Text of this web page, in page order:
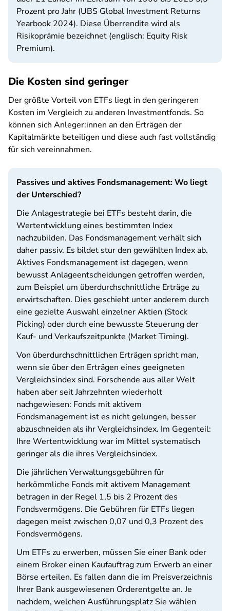
Prozent pro Jahr (UBS Global Investment Returns
Yearbook 2024). Diese Überrendite wird als
Risikoprämie bezeichnet (englisch: Equity Risk
Premium).
Die Kosten sind geringer
Der größte Vorteil von ETFs liegt in den geringeren
Kosten im Vergleich zu anderen Investmentfonds. So
können sich Anleger:innen an den Erträgen der
Kapitalmärkte beteiligen und diese auch fast vollständig
für sich vereinnahmen.
Passives und aktives Fondsmanagement: Wo liegt
der Unterschied?
Die Anlagestrategie bei ETFs besteht darin, die
Wertentwicklung eines bestimmten Index
nachzubilden. Das Fondsmanagement verhält sich
daher passiv. Es bildet stur den gewählten Index ab.
Aktives Fondsmanagement ist dagegen, wenn
bewusst Anlageentscheidungen getroffen werden,
zum Beispiel um überdurchschnittliche Erträge zu
erwirtschaften. Dies geschieht unter anderem durch
eine gezielte Auswahl einzelner Aktien (Stock
Picking) oder durch eine bewusste Steuerung der
Kauf- und Verkaufszeitpunkte (Market Timing).
Von überdurchschnittlichen Erträgen spricht man,
wenn sie über den Erträgen eines geeigneten
Vergleichsindex sind. Forschende aus aller Welt
haben aber seit Jahrzehnten wiederholt
nachgewiesen: Fonds mit aktivem
Fondsmanagement ist es nicht gelungen, besser
abzuschneiden als ihr Vergleichsindex. Im Gegenteil:
Ihre Wertentwicklung war im Mittel systematisch
geringer als die ihres Vergleichsindex.
Die jährlichen Verwaltungsgebühren für
herkömmliche Fonds mit aktivem Management
betragen in der Regel 1,5 bis 2 Prozent des
Fondsvermögens. Die Gebühren für ETFs liegen
dagegen meist zwischen 0,07 und 0,3 Prozent des
Fondsvermögens.
Um ETFs zu erwerben, müssen Sie einer Bank oder
einem Broker einen Kaufauftrag zum Erwerb an einer
Börse erteilen. Es fallen dann die im Preisverzeichnis
Ihrer Bank ausgewiesenen Orderentgelte an. Je
nachdem, welchen Ausführungsplatz Sie wählen